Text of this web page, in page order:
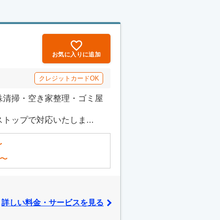
お気に入りに追加
クレジットカードOK
掃・空き家整理・ゴミ屋
ップで対応いたしま...
詳しい料金・サービスを見る